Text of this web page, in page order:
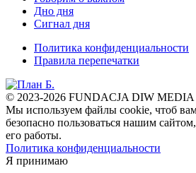
Дно дня
Сигнал дня
Политика конфиденциальности
Правила перепечатки
© 2023-2026 FUNDACJA DIW MEDIA
Мы используем файлы cookie, чтоб
безопасно пользоваться нашим
его работы.
Политика конфиденциальности
Я принимаю